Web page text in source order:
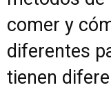
comer y
diferentes
tienen